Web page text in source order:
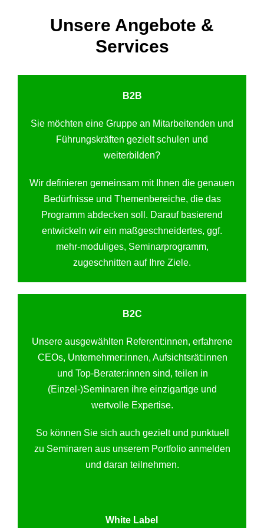
Unsere Angebote &
Services
B2B
Sie möchten eine Gruppe an Mitarbeitenden und
Führungskräften gezielt schulen und
weiterbilden?
Wir definieren gemeinsam mit Ihnen die genauen
Bedürfnisse und Themenbereiche, die das
Programm abdecken soll. Darauf basierend
entwickeln wir ein maßgeschneidertes, ggf.
mehr-moduliges, Seminarprogramm,
zugeschnitten auf Ihre Ziele.
B2C
Unsere ausgewählten Referent:innen, erfahrene
CEOs, Unternehmer:innen, Aufsichtsrät:innen
und Top-Berater:innen sind, teilen in
(Einzel-)Seminaren ihre einzigartige und
wertvolle Expertise.
So können Sie sich auch gezielt und punktuell
zu Seminaren aus unserem Portfolio anmelden
und daran teilnehmen.
White Label